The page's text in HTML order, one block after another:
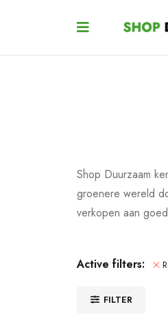
Shop Duurzaam
groenere wereld
verkopen aan
Active filters:
FILTER